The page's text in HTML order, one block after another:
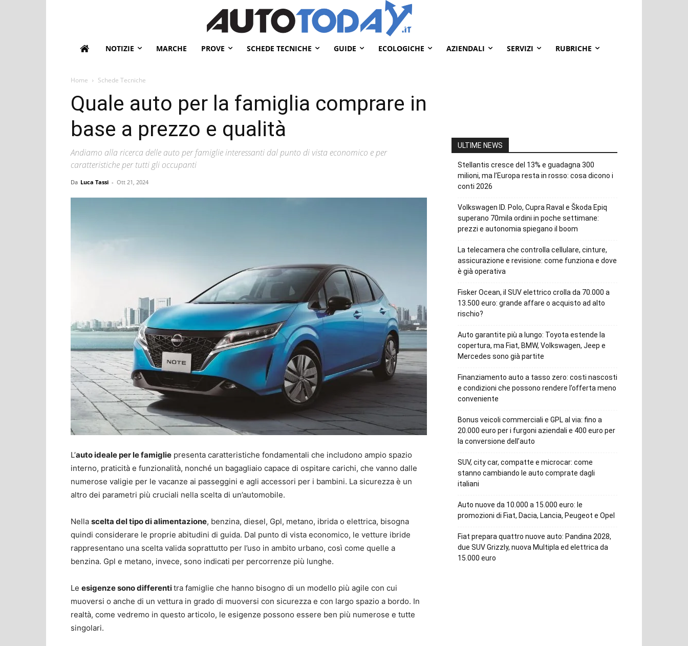
NOTIZIE MARCHE PROVE SCHEDE TECNICHE GUIDE ECOLOGICHE AZIENDALI SERVIZI RUBRICHE
Home Schede Tecniche
Quale auto per la famiglia comprare in
base a prezzo e qualità
Andiamo alla ricerca delle auto per famiglie interessanti dal punto di vista economico e per
caratteristiche per tutti gli occupanti
Da Luca Tassi - Ott 21, 2024
L’auto ideale per le famiglie presenta caratteristiche fondamentali che includono ampio spazio
interno, praticità e funzionalità, nonché un bagagliaio capace di ospitare carichi, che vanno dalle
numerose valigie per le vacanze ai passeggini e agli accessori per i bambini. La sicurezza è un
altro dei parametri più cruciali nella scelta di un’automobile.
Nella scelta del tipo di alimentazione, benzina, diesel, Gpl, metano, ibrida o elettrica, bisogna
quindi considerare le proprie abitudini di guida. Dal punto di vista economico, le vetture ibride
rappresentano una scelta valida soprattutto per l’uso in ambito urbano, così come quelle a
benzina. Gpl e metano, invece, sono indicati per percorrenze più lunghe.
Le esigenze sono differentitra famiglie che hanno bisogno di un modello più agile con cui
muoversi o anche di un vettura in grado di muoversi con sicurezza e con largo spazio a bordo. In
realtà, come vedremo in questo articolo, le esigenze possono essere ben più numerose e tutte
singolari.
ULTIME NEWS
Stellantis cresce del 13% e guadagna 300
milioni, ma l’Europa resta in rosso: cosa dicono i
conti 2026
Volkswagen ID. Polo, Cupra Raval e Škoda Epiq
superano 70mila ordini in poche settimane:
prezzi e autonomia spiegano il boom
La telecamera che controlla cellulare, cinture,
assicurazione e revisione: come funziona e dove
è già operativa
Fisker Ocean, il SUV elettrico crolla da 70.000 a
13.500 euro: grande affare o acquisto ad alto
rischio?
Auto garantite più a lungo: Toyota estende la
copertura, ma Fiat, BMW, Volkswagen, Jeep e
Mercedes sono già partite
Finanziamento auto a tasso zero: costi nascosti
e condizioni che possono rendere l’offerta meno
conveniente
Bonus veicoli commerciali e GPL al via: fino a
20.000 euro per i furgoni aziendali e 400 euro per
la conversione dell’auto
SUV, city car, compatte e microcar: come
stanno cambiando le auto comprate dagli
italiani
Auto nuove da 10.000 a 15.000 euro: le
promozioni di Fiat, Dacia, Lancia, Peugeot e Opel
Fiat prepara quattro nuove auto: Pandina 2028,
due SUV Grizzly, nuova Multipla ed elettrica da
15.000 euro